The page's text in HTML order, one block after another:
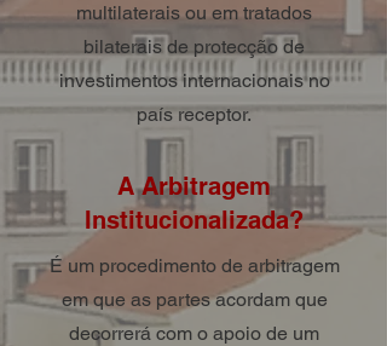
multilaterais ou em tratados
bilaterais de protecção de
investimentos internacionais no
país receptor.
A Arbitragem
Institucionalizada?
É um procedimento de arbitragem
em que as partes acordam que
decorrerá com o apoio de um